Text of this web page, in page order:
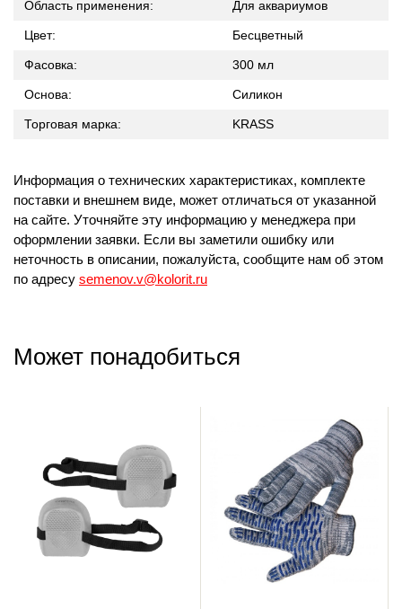
Область применения: Для аквариумов
Цвет: Бесцветный
Фасовка: 300 мл
Основа: Силикон
Торговая марка: KRASS
Информация о технических характеристиках, комплекте
поставки и внешнем виде, может отличаться от указанной
на сайте. Уточняйте эту информацию у менеджера при
оформлении заявки. Если вы заметили ошибку или
неточность в описании, пожалуйста, сообщите нам об этом
по адресу semenov.v@kolorit.ru
Может понадобиться